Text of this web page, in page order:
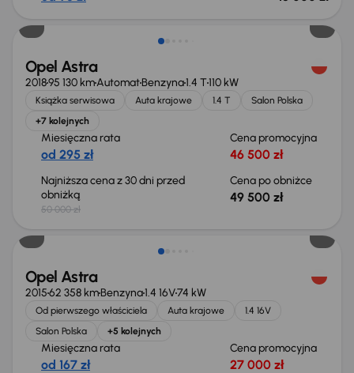
Taniej o 500 zł
Opel Astra
201895 130 kmAutomatBenzyna1.4 T110 kW
Książka serwisowa Auta krajowe 1.4 T
Salon Polska
+7 kolejnych
Miesięczna rata
od 295 zł
Cena promocyjna
46 500 zł
Najniższa cena z 30 dni przed
obniżką
50 000 zł
Cena po obniżce
49 500 zł
Opel Astra
201562 358 kmBenzyna1.4 16V74 kW
Od pierwszego właściciela Auta krajowe
1.4 16V
Salon Polska
+5 kolejnych
Miesięczna rata
od 167 zł
Cena promocyjna
27 000 zł